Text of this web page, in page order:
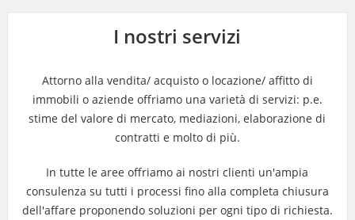
I nostri servizi
Attorno alla vendita/ acquisto o locazione/ affitto di
immobili o aziende offriamo una varietà di servizi: p.e.
stime del valore di mercato, mediazioni, elaborazione di
contratti e molto di più.
In tutte le aree offriamo ai nostri clienti un'ampia
consulenza su tutti i processi fino alla completa chiusura
dell'affare proponendo soluzioni per ogni tipo di richiesta.